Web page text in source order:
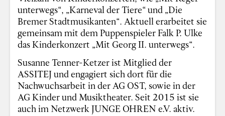
unterwegs“, „Karneval der Tiere“ und „Die
Bremer Stadtmusikanten“. Aktuell erarbeitet sie
gemeinsam mit dem Puppenspieler Falk P. Ulke
das Kinderkonzert „Mit Georg II. unterwegs“.
Susanne Tenner-Ketzer ist Mitglied der
ASSITEJ und engagiert sich dort für die
Nachwuchsarbeit in der AG OST, sowie in der
AG Kinder und Musiktheater. Seit 2015 ist sie
auch im Netzwerk JUNGE OHREN e.V. aktiv.